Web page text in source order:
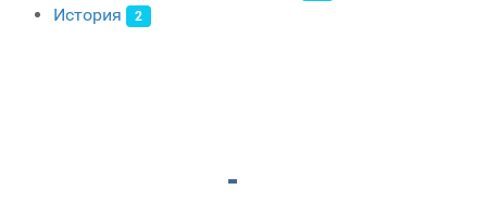
История 2